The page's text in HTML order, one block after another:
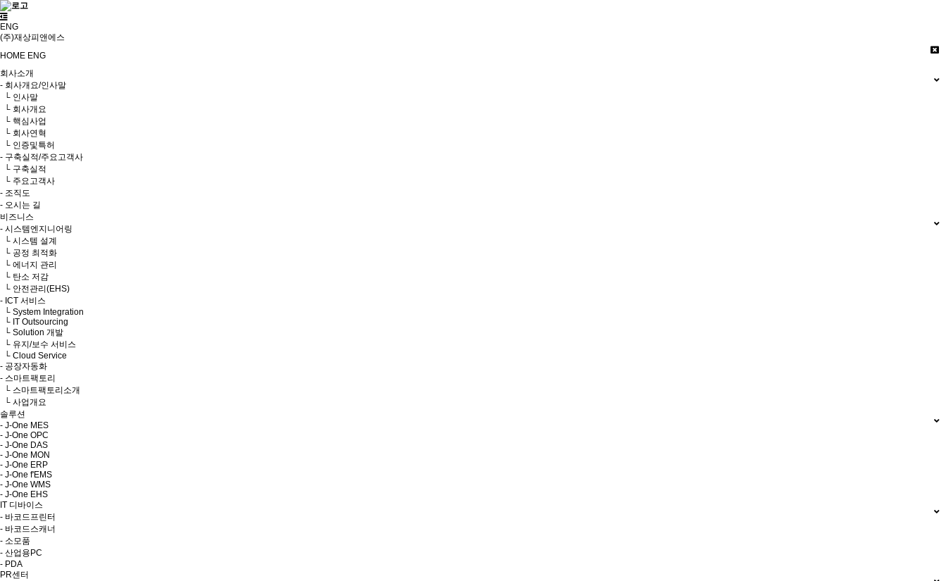
ENG
(주)재상피앤에스
HOME ENG
회사소개
- 회사개요/인사말
└ 인사말
└ 회사개요
└ 핵심사업
└ 회사연혁
└ 인증및특허
- 구축실적/주요고객사
└ 구축실적
└ 주요고객사
- 조직도
- 오시는 길
비즈니스
- 시스템엔지니어링
└ 시스템 설계
└ 공정 최적화
└ 에너지 관리
└ 탄소 저감
└ 안전관리(EHS)
- ICT 서비스
└ System Integration
└ IT Outsourcing
└ Solution 개발
└ 유지/보수 서비스
└ Cloud Service
- 공장자동화
- 스마트팩토리
└ 스마트팩토리소개
└ 사업개요
솔루션
- J-One MES
- J-One OPC
- J-One DAS
- J-One MON
- J-One ERP
- J-One f'EMS
- J-One WMS
- J-One EHS
IT 디바이스
- 바코드프린터
- 바코드스캐너
- 소모품
- 산업용PC
- PDA
PR센터